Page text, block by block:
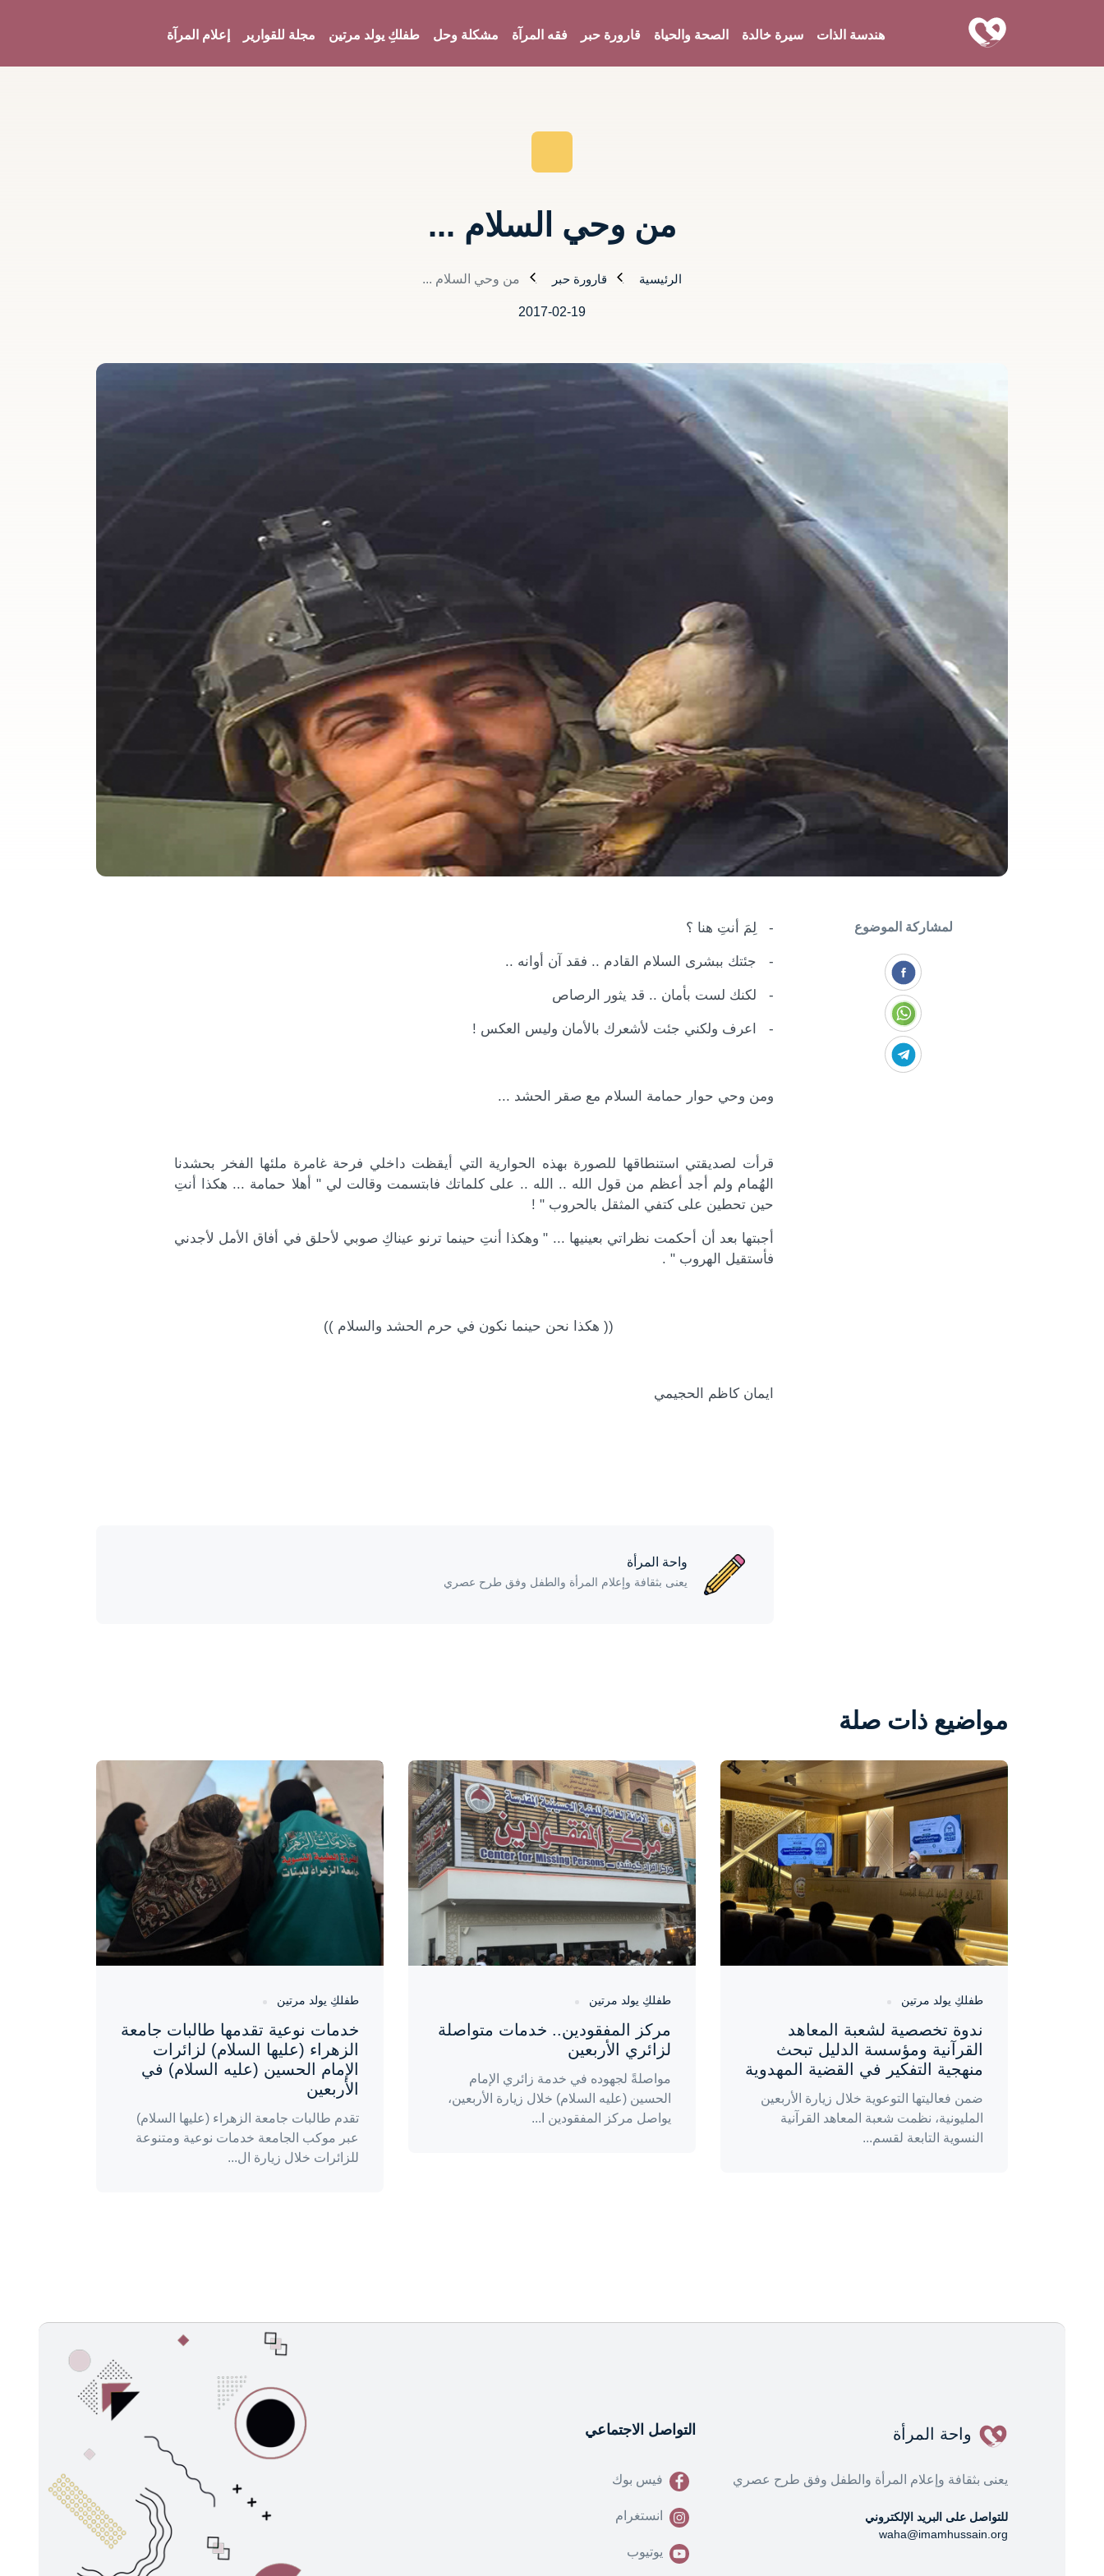
هندسة الذات سيرة خالدة الصحة والحياة قارورة حبر فقه المرآة مشكلة وحل طفلكِ يولد مرتين مجلة للقوارير إعلام المرآة
من وحي السلام ...
الرئيسية قارورة حبر من وحي السلام ...
2017-02-19
لمشاركة الموضوع - لِمَ أنتِ هنا ؟
- جئتك ببشرى السلام القادم .. فقد آن أوانه ..
- لكنك لست بأمان .. قد يثور الرصاص
- اعرف ولكني جئت لأشعرك بالأمان وليس العكس !
ومن وحي حوار حمامة السلام مع صقر الحشد ...
قرأت لصديقتي استنطاقها للصورة بهذه الحوارية التي أيقظت داخلي فرحة غامرة ملئها الفخر بحشدنا
الهُمام ولم أجد أعظم من قول الله .. الله .. على كلماتك فابتسمت وقالت لي " أهلا حمامة ... هكذا أنتِ
حين تحطين على كتفي المثقل بالحروب " !
أجبتها بعد أن أحكمت نظراتي بعينيها ... " وهكذا أنتِ حينما ترنو عيناكِ صوبي ﻷحلق في أفاق اﻷمل ﻷجدني
فأستقيل الهروب " .
(( هكذا نحن حينما نكون في حرم الحشد والسلام ))
ايمان كاظم الحجيمي
واحة المرأة
يعنى بثقافة وإعلام المرأة والطفل وفق طرح عصري
مواضيع ذات صلة
واحة المرأة
منذ يومين
طفلكِ يولد مرتين
ندوة تخصصية لشعبة المعاهد
القرآنية ومؤسسة الدليل تبحث
منهجية التفكير في القضية المهدوية
ضمن فعاليتها التوعوية خلال زيارة الأربعين
المليونية، نظمت شعبة المعاهد القرآنية
النسوية التابعة لقسم...
واحة المرأة
منذ 4 أيام
طفلكِ يولد مرتين
مركز المفقودين.. خدمات متواصلة
لزائري الأربعين
مواصلةً لجهوده في خدمة زائري الإمام
الحسين (عليه السلام) خلال زيارة الأربعين،
يواصل مركز المفقودين ا...
واحة المرأة
منذ 4 أيام
طفلكِ يولد مرتين
خدمات نوعية تقدمها طالبات جامعة
الزهراء (عليها السلام) لزائرات
الإمام الحسين (عليه السلام) في
الأربعين
تقدم طالبات جامعة الزهراء (عليها السلام)
عبر موكب الجامعة خدمات نوعية ومتنوعة
للزائرات خلال زيارة ال...
واحة المرأة
يعنى بثقافة وإعلام المرأة والطفل وفق طرح عصري
للتواصل على البريد الإلكتروني
waha@imamhussain.org
التواصل الاجتماعي
فيس بوك
انستغرام
يوتيوب